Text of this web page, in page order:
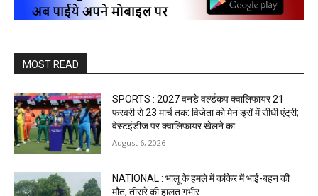
MOST READ
SPORTS : 2027 वनडे वर्ल्डकप क्वालिफायर 21
फरवरी से 23 मार्च तक: विजेता को मेन ड्रॉ में सीधी एंट्री;
वेस्टइंडीज पर क्वालिफायर खेलने का...
August 6, 2026
NATIONAL : भालू के हमले में कांकेर में भाई-बहन की
मौत, तीसरे की हालत गंभीर